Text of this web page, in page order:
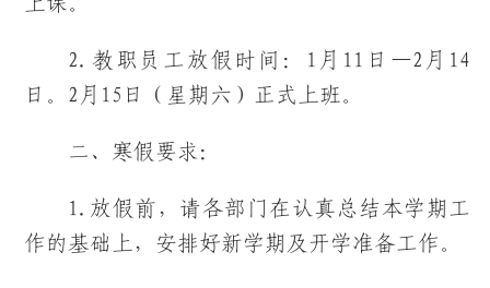
2.教职员工放假时间：1月11日—2月14
日。2月15日（星期六）正式上班。
二、寒假要求：
1.放假前，请各部门在认真总结本学期工
作的基础上，安排好新学期及开学准备工作。